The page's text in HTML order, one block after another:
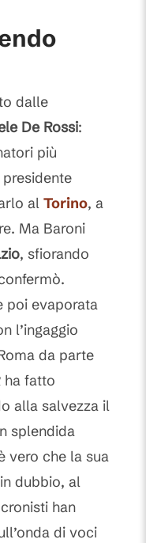
dalle
De Rossi:
più
al Torino, a
Ma Baroni
, sfiorando
poi evaporata
l’ingaggio
da parte
ha fatto
alla salvezza il
splendida
vero che la sua
dubbio, al
han
di voci